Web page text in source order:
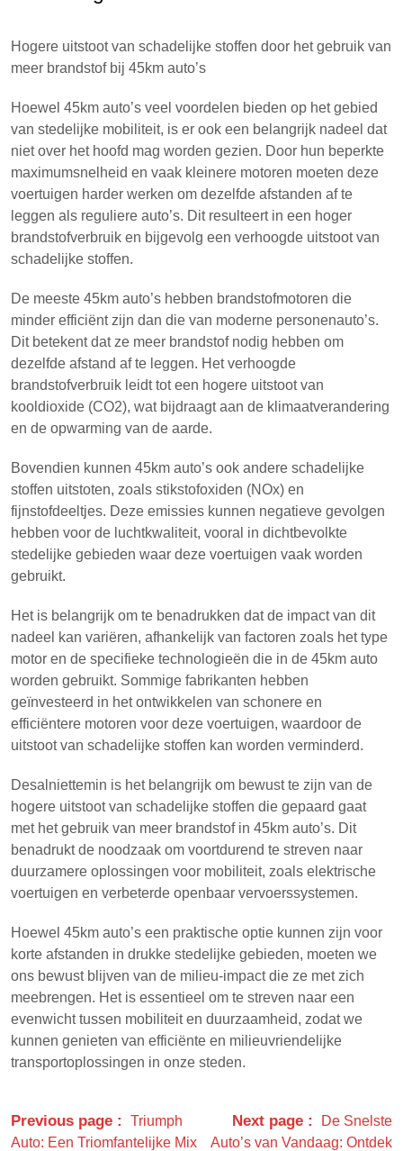
Hogere uitstoot van schadelijke stoffen door het gebruik van
meer brandstof bij 45km auto’s
Hoewel 45km auto’s veel voordelen bieden op het gebied
van stedelijke mobiliteit, is er ook een belangrijk nadeel dat
niet over het hoofd mag worden gezien. Door hun beperkte
maximumsnelheid en vaak kleinere motoren moeten deze
voertuigen harder werken om dezelfde afstanden af te
leggen als reguliere auto’s. Dit resulteert in een hoger
brandstofverbruik en bijgevolg een verhoogde uitstoot van
schadelijke stoffen.
De meeste 45km auto’s hebben brandstofmotoren die
minder efficiënt zijn dan die van moderne personenauto’s.
Dit betekent dat ze meer brandstof nodig hebben om
dezelfde afstand af te leggen. Het verhoogde
brandstofverbruik leidt tot een hogere uitstoot van
kooldioxide (CO2), wat bijdraagt aan de klimaatverandering
en de opwarming van de aarde.
Bovendien kunnen 45km auto’s ook andere schadelijke
stoffen uitstoten, zoals stikstofoxiden (NOx) en
fijnstofdeeltjes. Deze emissies kunnen negatieve gevolgen
hebben voor de luchtkwaliteit, vooral in dichtbevolkte
stedelijke gebieden waar deze voertuigen vaak worden
gebruikt.
Het is belangrijk om te benadrukken dat de impact van dit
nadeel kan variëren, afhankelijk van factoren zoals het type
motor en de specifieke technologieën die in de 45km auto
worden gebruikt. Sommige fabrikanten hebben
geïnvesteerd in het ontwikkelen van schonere en
efficiëntere motoren voor deze voertuigen, waardoor de
uitstoot van schadelijke stoffen kan worden verminderd.
Desalniettemin is het belangrijk om bewust te zijn van de
hogere uitstoot van schadelijke stoffen die gepaard gaat
met het gebruik van meer brandstof in 45km auto’s. Dit
benadrukt de noodzaak om voortdurend te streven naar
duurzamere oplossingen voor mobiliteit, zoals elektrische
voertuigen en verbeterde openbaar vervoerssystemen.
Hoewel 45km auto’s een praktische optie kunnen zijn voor
korte afstanden in drukke stedelijke gebieden, moeten we
ons bewust blijven van de milieu-impact die ze met zich
meebrengen. Het is essentieel om te streven naar een
evenwicht tussen mobiliteit en duurzaamheid, zodat we
kunnen genieten van efficiënte en milieuvriendelijke
transportoplossingen in onze steden.
Previous page
Triumph
Auto: Een Triomfantelijke Mix
Next page
De Snelste
Auto’s van Vandaag: Ontdek